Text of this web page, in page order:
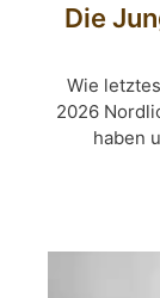
Die
Wie
2026
haben